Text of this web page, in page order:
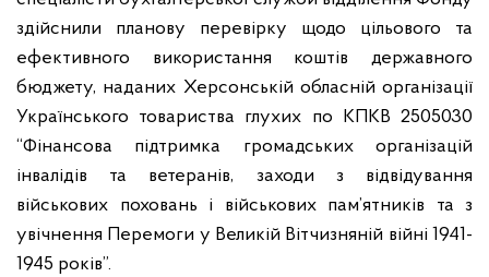
здійснили планову перевірку щодо цільового та
ефективного використання коштів державного
бюджету, наданих Херсонській обласній організації
Українського товариства глухих по КПКВ 2505030
“Фінансова підтримка громадських організацій
інвалідів та ветеранів, заходи з відвідування
військових поховань і військових пам’ятників та з
увічнення Перемоги у Великій Вітчизняній війні 1941-
1945 років”.